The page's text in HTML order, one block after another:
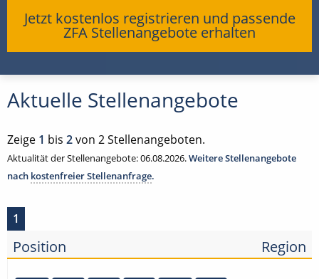
Jetzt kostenlos registrieren und passende
ZFA Stellenangebote erhalten
Aktuelle Stellenangebote
Zeige 1 bis 2von 2 Stellenangeboten.
Aktualität der Stellenangebote: 06.08.2026.Weitere Stellenangebote
nach kostenfreier Stellenanfrage.
1
Position Region